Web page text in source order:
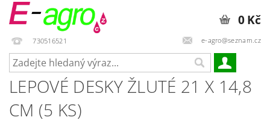
730516521 e-agro@seznam.cz
0 Kč
LEPOVÉ DESKY ŽLUTÉ 21 X 14,8
CM (5 KS)